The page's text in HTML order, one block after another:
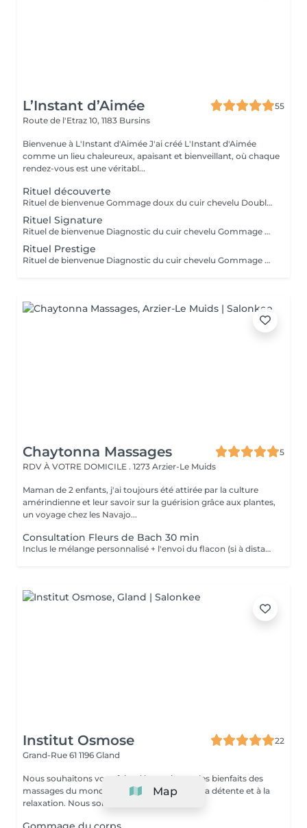
L’Instant d’Aimée
55
Route de l'Etraz 10, 1183 Bursins
Bienvenue à L'Instant d'Aimée J'ai créé L'Instant d'Aimée
comme un lieu chaleureux, apaisant et bienveillant, où chaque
rendez-vous est une véritabl...
Rituel découverte
Rituel de bienvenue Gommage doux du cuir chevelu Double shampoing Massage du cuir chevelu Soin capillaire nourrissant Diffusion de vapeur Rinçage Séchage rapide de vos cheveux par vos soins (15 minutes maximum) Cette formule ne comprend pas le diagnostic approfondi ni le massage du corps.
Rituel Signature
Rituel de bienvenue Diagnostic du cuir chevelu Gommage du cuir chevelu Double shampoing Massage profond du cuir chevelu Massage du visage, de la nuque et des épaules Soin capillaire nourrissant Diffusion de vapeur Rinçage Séchage rapide de vos cheveux par vos soins (15 minutes maximum)
Rituel Prestige
Rituel de bienvenue Diagnostic du cuir chevelu Gommage du cuir chevelu Double shampoing Massage prolongé du cuir chevelu Massage du visage, de la nuque, des épaules, des bras et des mains Soin capillaire nourrissant Diffusion de vapeur Rinçage Séchage rapide de vos cheveux par vos soins (15 minutes maximum)
Chaytonna Massages
5
RDV À VOTRE DOMICILE . 1273 Arzier-Le Muids
Maman de 2 enfants, j'ai toujours été attirée par la culture
amérindienne et leur savoir sur la guérision grâce aux plantes,
un voyage chez les Navajo...
Consultation Fleurs de Bach 30 min
Inclus le mélange personnalisé + l'envoi du flacon (si à distance)
Institut Osmose
22
Grand-Rue 61 1196 Gland
Nous souhaitons vous faire découvrir tous les bienfaits des
massages du monde dans un lieu propice à la détente et à la
relaxation. Nous sommes à l'éc...
Map